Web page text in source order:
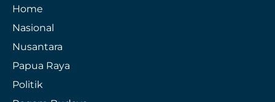
Home
Nasional
Nusantara
Papua Raya
Politik